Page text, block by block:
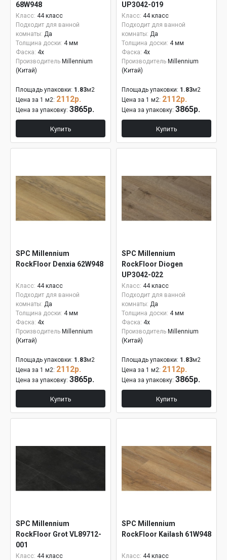
68W948
Класс: 44 класс
Подходит для ванной
комнаты: Да
Толщина доски: 4 мм
Фаска: 4x
Производитель Millennium
(Китай)
Площадь упаковки: 1.83м2
Цена за 1 м2: 2112р.
Цена за упаковку: 3865р.
Купить
UP3042-019
Класс: 44 класс
Подходит для ванной
комнаты: Да
Толщина доски: 4 мм
Фаска: 4x
Производитель Millennium
(Китай)
Площадь упаковки: 1.83м2
Цена за 1 м2: 2112р.
Цена за упаковку: 3865р.
Купить
SPC Millennium
RockFloor Denxia 62W948
Класс: 44 класс
Подходит для ванной
комнаты: Да
Толщина доски: 4 мм
Фаска: 4x
Производитель Millennium
(Китай)
Площадь упаковки: 1.83м2
Цена за 1 м2: 2112р.
Цена за упаковку: 3865р.
Купить
SPC Millennium
RockFloor Diogen
UP3042-022
Класс: 44 класс
Подходит для ванной
комнаты: Да
Толщина доски: 4 мм
Фаска: 4x
Производитель Millennium
(Китай)
Площадь упаковки: 1.83м2
Цена за 1 м2: 2112р.
Цена за упаковку: 3865р.
Купить
SPC Millennium
RockFloor Grot VL89712-
001
Класс: 44 класс
SPC Millennium
RockFloor Kailash 61W948
Класс: 44 класс